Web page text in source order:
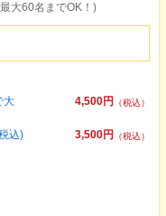
大60名までOK！)
4,500円
（税込）
大
3,500円
（税込）
込)